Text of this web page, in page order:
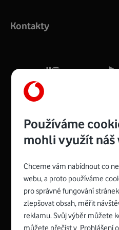
silný signál pro celou
Více o COMPAL CH7465VF
Zyxel VMG8623-T50B:
Rozměry modemu jsou 16 x
a nabízí 4 gigabitové LAN
Spojte se s
Kontakty
Používáme
mohli využít náš
Chceme vám nabídnout co
webu, a proto používáme
pro správné fungování
zlepšovat obsah, měřit
reklamu. Svůj výběr můžete
můžete přečíst v Prohlášení